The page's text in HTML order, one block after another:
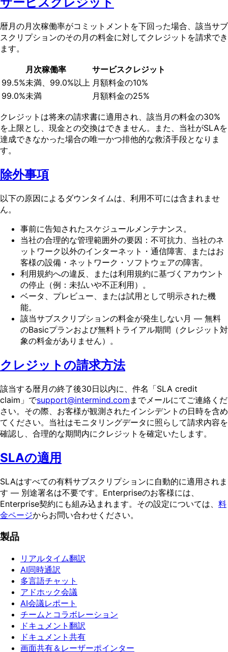
暦月の月次稼働率がコミットメントを下回った場合、該当サブ
スクリプションのその月の料金に対してクレジットを請求でき
ます。
月次稼働率
サービスクレジット
99.5%未満、99.0%以上 月額料金の10%
99.0%未満
月額料金の25%
クレジットは将来の請求書に適用され、該当月の料金の30%
を上限とし、現金との交換はできません。また、当社がSLAを
達成できなかった場合の唯一かつ排他的な救済手段となりま
す。
除外事項
以下の原因によるダウンタイムは、利用不可には含まれませ
ん。
事前に告知されたスケジュールメンテナンス。
当社の合理的な管理範囲外の要因：不可抗力、当社のネ
ットワーク以外のインターネット・通信障害、またはお
客様の設備・ネットワーク・ソフトウェアの障害。
利用規約への違反、または利用規約に基づくアカウント
の停止（例：未払いや不正利用）。
ベータ、プレビュー、または試用として明示された機
能。
該当サブスクリプションの料金が発生しない月 — 無料
のBasicプランおよび無料トライアル期間（クレジット対
象の料金がありません）。
クレジットの請求方法
該当する暦月の終了後30日以内に、件名「SLA credit
claim」でsupport@intermind.com までメールにてご連絡くだ
さい。その際、お客様が観測されたインシデントの日時を含め
てください。当社はモニタリングデータに照らして請求内容を
確認し、合理的な期間内にクレジットを確定いたします。
SLAの適用
SLAはすべての有料サブスクリプションに自動的に適用されま
す — 別途署名は不要です。Enterpriseのお客様には、
Enterprise契約にも組み込まれます。その設定については、 料
金ページからお問い合わせください。
製品
リアルタイム翻訳
AI同時通訳
多言語チャット
アドホック会議
AI会議レポート
チームとコラボレーション
ドキュメント翻訳
ドキュメント共有
画面共有＆レーザーポインター